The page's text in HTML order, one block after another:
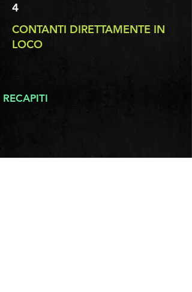
4
CONTANTI DIRETTAMENTE IN
LOCO
RECAPITI